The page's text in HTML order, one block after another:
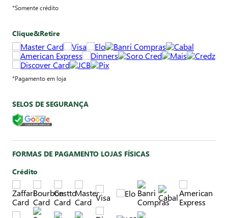
*Somente crédito
Clique&Retire
*Pagamento em loja
SELOS DE SEGURANÇA
FORMAS DE PAGAMENTO LOJAS FÍSICAS
Crédito